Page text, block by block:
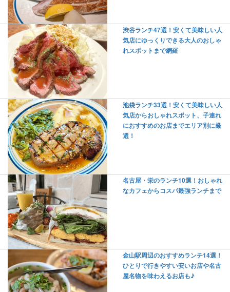
渋谷ランチ47選！安くて美味しい人
気店にゆっくりできる大人のおしゃ
れスポットまで網羅
池袋ランチ33選！安くて美味しい人
気店からおしゃれスポット、子連れ
におすすめのお店までエリア別に厳
選！
名古屋・栄のランチ10選！おしゃれ
なカフェからコスパ最強ランチまで
金山駅周辺のおすすめランチ14選！
ひとりで行きやすい安いお店や名古
屋名物を味わえるお店も♪